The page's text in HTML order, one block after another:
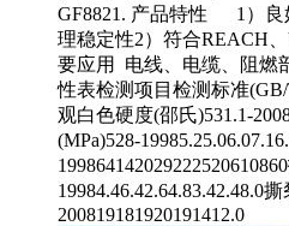
GF8821. 产品特性 1）
理稳定性2）符合REACH
要应用 电线、电缆、阻燃
性表检测项目检测标准(GB/
观白色硬度(邵氏)531.1-
(MPa)528-
19984.46.42.64.83.42.48.0
200819181920191412.0